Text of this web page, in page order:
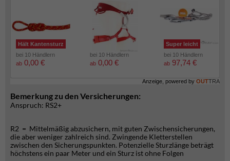
Hält Kantensturz
bei 10 Händlern
ab 0,00 €
bei 10 Händlern
ab 0,00 €
Super leicht
bei 10 Händlern
ab 97,74 €
Anzeige, powered by OUTTRA
Bemerkung zu den Versicherungen:
Anspruch: RS2+
R2 = Mittelmäßig abzusichern, mit guten Zwischensicherungen,
die aber weniger zahlreich sind. Zwingende Kletterstellen
zwischen den Sicherungspunkten. Potenzielle Sturzlänge beträgt
höchstens ein paar Meter und ein Sturz ist ohne Folgen